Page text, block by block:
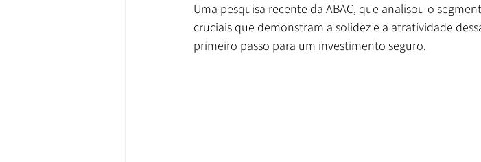
Uma pesquisa recente da ABAC, que analisou o
cruciais que demonstram a solidez e a atratividade
primeiro passo para um investimento seguro.